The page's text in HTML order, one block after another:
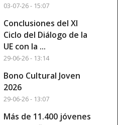
03-07-26 - 15:07
Conclusiones del XI
Ciclo del Diálogo de la
UE con la ...
29-06-26 - 13:14
Bono Cultural Joven
2026
29-06-26 - 13:07
Más de 11.400 jóvenes